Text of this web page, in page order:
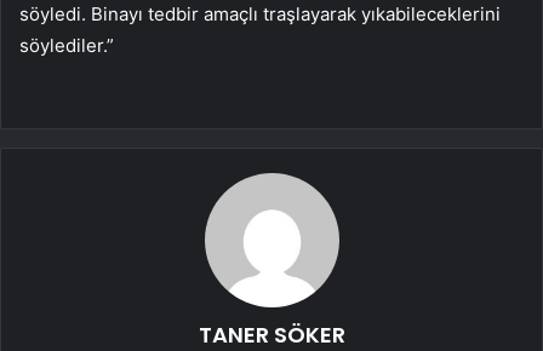
söyledi. Binayı tedbir amaçlı traşlayarak yıkabileceklerini
söylediler.”
TANER SÖKER